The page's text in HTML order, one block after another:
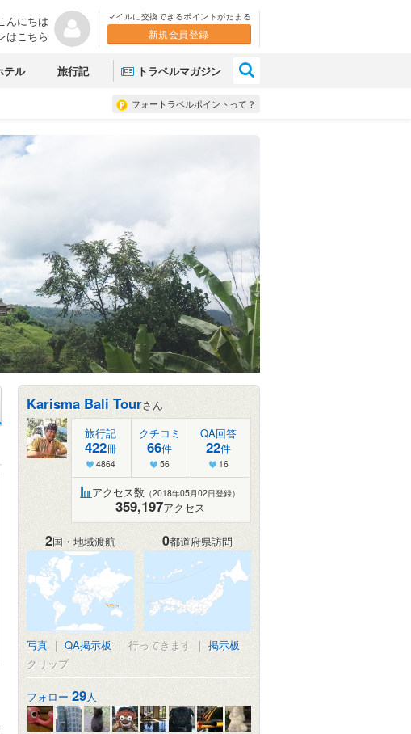
んにちは
はこちら
マイルに交換できるポイントがたまる
新規会員登録
テル 旅行記 トラベルマガジン
フォートラベルポイントって？
Karisma Bali Tourさん
旅行記
422冊
4864
クチコミ
66件
56
QA回答
22件
16
アクセス数 （2018年05月02日登録）
359,197アクセス
2国・地域渡航 0都道府県訪問
写真 | QA掲示板 | 行ってきます | 掲示板
クリップ
フォロー 29人